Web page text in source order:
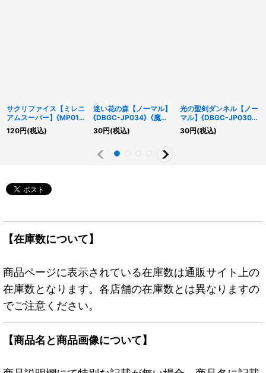
サクリファイス【ミレニ
アムスーパー】{MP01-
JP011}《儀式》
120円(税込)
迷い花の森【ノーマル】
{DBGC-JP034}《魔
法》
30円(税込)
光の聖剣ダンネル【ノー
マル】{DBGC-JP030}
《魔法》
30円(税込)
【在庫数について】
商品ページに表示されている在庫数は通販サイト上の
在庫数となります。各店舗の在庫数とは異なりますの
でご注意ください。
【商品名と商品画像について】